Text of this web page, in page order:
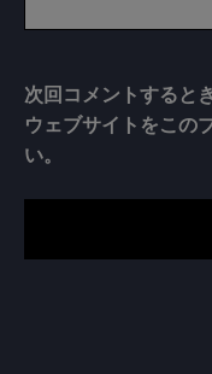
次回コメントすると
ウェブサイトをこの
い。